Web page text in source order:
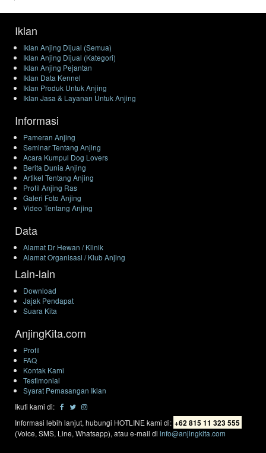
Iklan
Iklan Anjing Dijual (Semua)
Iklan Anjing Dijual (Kategori)
Iklan Anjing Pejantan
Iklan Data Kennel
Iklan Produk Untuk Anjing
Iklan Jasa & Layanan Untuk Anjing
Informasi
Pameran Anjing
Seminar Tentang Anjing
Acara Kumpul Dog Lovers
Berita Dunia Anjing
Artikel Tentang Anjing
Profil Anjing Ras
Galeri Foto Anjing
Video Tentang Anjing
Data
Alamat Dr Hewan / Klinik
Alamat Organisasi / Klub Anjing
Lain-lain
Download
Jajak Pendapat
Suara Kita
AnjingKita.com
Profil
FAQ
Kontak Kami
Testimonial
Syarat Pemasangan Iklan
Ikuti kami di:
Informasi lebih lanjut, hubungi HOTLINE kami di: +62 815 11 323 555
(Voice, SMS, Line, Whatsapp), atau e-mail di info@anjingkita.com